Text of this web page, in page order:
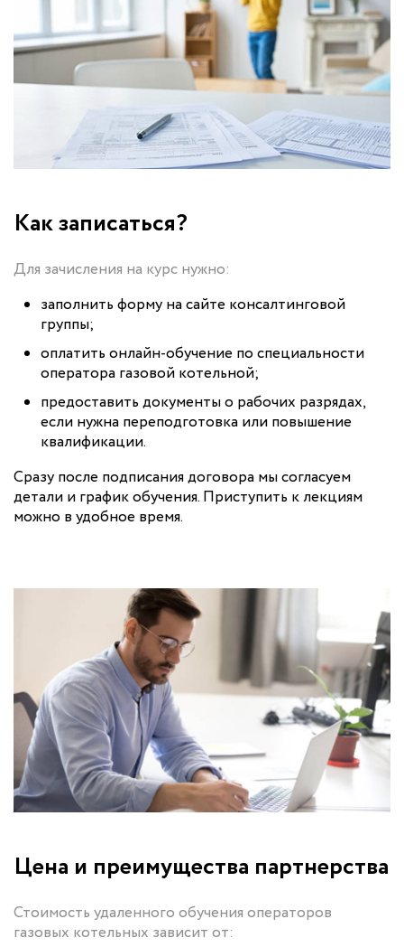
Как записаться?
Для зачисления на курс нужно:
заполнить форму на сайте консалтинговой
группы;
оплатить онлайн-обучение по специальности
оператора газовой котельной;
предоставить документы о рабочих разрядах,
если нужна переподготовка или повышение
квалификации.
Сразу после подписания договора мы согласуем
детали и график обучения. Приступить к лекциям
можно в удобное время.
Цена и преимущества партнерства
Стоимость удаленного обучения операторов
газовых котельных зависит от: